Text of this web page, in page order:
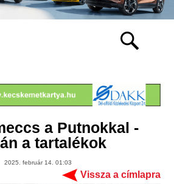
a Putnokkal -
a tartalékok
2025. február 14. 01:03
Vissza a címlapra